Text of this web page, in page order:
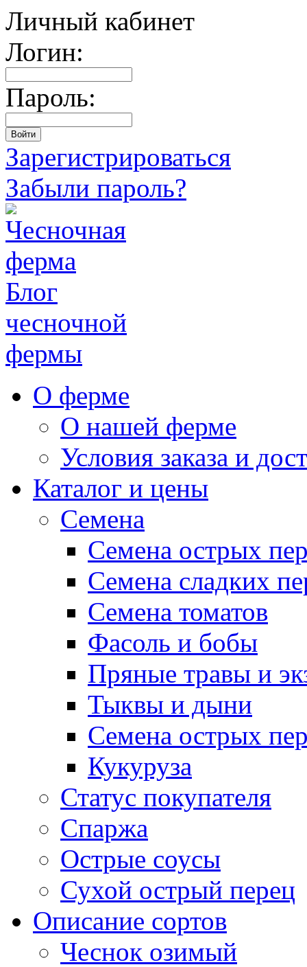
Личный кабинет
Логин:
Пароль:
Зарегистрироваться
Забыли пароль?
Блог
чесночной
фермы
О ферме
О нашей ферме
Условия заказа и
Каталог и цены
Семена
Семена острых
Семена сладких
Семена томатов
Фасоль и бобы
Пряные травы и
Тыквы и дыни
Семена острых
Кукуруза
Статус покупателя
Спаржа
Острые соусы
Сухой острый перец
Описание сортов
Чеснок озимый